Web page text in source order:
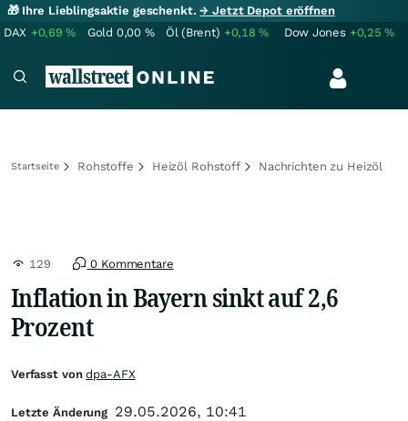
🎁 Ihre Lieblingsaktie geschenkt.→ Jetzt Depot eröffnen
DAX +0,69% Gold 0,00 % Öl (Brent) +0,18% Dow Jones +0,25%
Startseite Rohstoffe Heizöl Rohstoff Nachrichten zu Heizöl
129 0 Kommentare
Inflation in Bayern sinkt auf 2,6
Prozent
Verfasst vondpa-AFX
Letzte Änderung 29.05.2026, 10:41